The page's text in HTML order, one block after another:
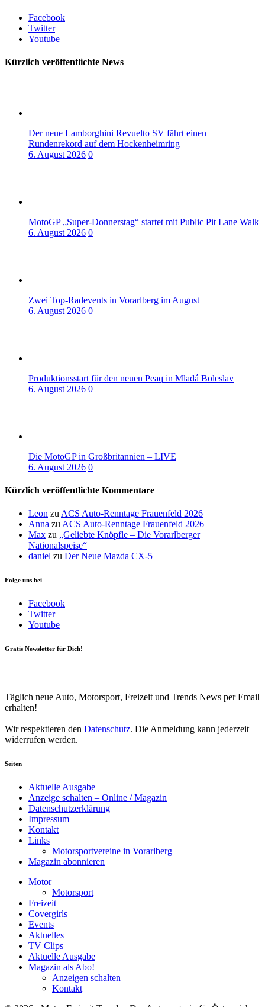
Facebook
Twitter
Youtube
Kürzlich veröffentlichte News
Der neue Lamborghini Revuelto SV fährt einen
Rundenrekord auf dem Hockenheimring
6. August 2026 0
MotoGP „Super-Donnerstag“ startet mit Public Pit Lane Walk
6. August 2026 0
Zwei Top-Radevents in Vorarlberg im August
6. August 2026 0
Produktionsstart für den neuen Peaq in Mladá Boleslav
6. August 2026 0
Die MotoGP in Großbritannien – LIVE
6. August 2026 0
Kürzlich veröffentlichte Kommentare
Leon zu ACS Auto-Renntage Frauenfeld 2026
Anna zu ACS Auto-Renntage Frauenfeld 2026
Max zu „Geliebte Knöpfle – Die Vorarlberger
Nationalspeise“
daniel zu Der Neue Mazda CX-5
Folge uns bei
Facebook
Twitter
Youtube
Gratis Newsletter für Dich!
Täglich neue Auto, Motorsport, Freizeit und Trends News per Email
erhalten!
Wir respektieren den Datenschutz. Die Anmeldung kann jederzeit
widerrufen werden.
Seiten
Aktuelle Ausgabe
Anzeige schalten – Online / Magazin
Datenschutzerklärung
Impressum
Kontakt
Links
Motorsportvereine in Vorarlberg
Magazin abonnieren
Motor
Motorsport
Freizeit
Covergirls
Events
Aktuelles
TV Clips
Aktuelle Ausgabe
Magazin als Abo!
Anzeigen schalten
Kontakt